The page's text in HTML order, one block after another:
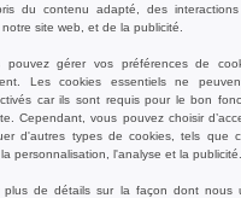
du contenu adapté, des interactions
site web, et de la publicité.
pouvez gérer vos préférences de
Les cookies essentiels ne
car ils sont requis pour le bon
Cependant, vous pouvez choisir
d'autres types de cookies, tels que
personnalisation, l'analyse et la publicité.
plus de détails sur la façon dont nous